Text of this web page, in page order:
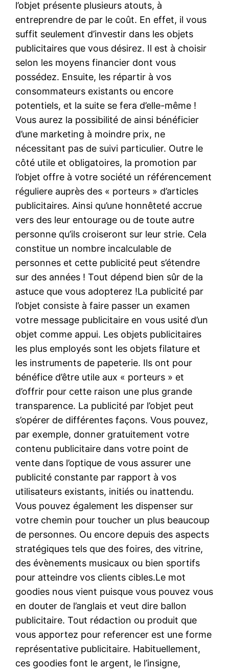
l’objet présente plusieurs atouts, à
entreprendre de par le coût. En effet, il vous
suffit seulement d’investir dans les objets
publicitaires que vous désirez. Il est à choisir
selon les moyens financier dont vous
possédez. Ensuite, les répartir à vos
consommateurs existants ou encore
potentiels, et la suite se fera d’elle-même !
Vous aurez la possibilité de ainsi bénéficier
d’une marketing à moindre prix, ne
nécessitant pas de suivi particulier. Outre le
côté utile et obligatoires, la promotion par
l’objet offre à votre société un référencement
réguliere auprès des « porteurs » d’articles
publicitaires. Ainsi qu’une honnêteté accrue
vers des leur entourage ou de toute autre
personne qu’ils croiseront sur leur strie. Cela
constitue un nombre incalculable de
personnes et cette publicité peut s’étendre
sur des années ! Tout dépend bien sûr de la
astuce que vous adopterez !La publicité par
l’objet consiste à faire passer un examen
votre message publicitaire en vous usité d’un
objet comme appui. Les objets publicitaires
les plus employés sont les objets filature et
les instruments de papeterie. Ils ont pour
bénéfice d’être utile aux « porteurs » et
d’offrir pour cette raison une plus grande
transparence. La publicité par l’objet peut
s’opérer de différentes façons. Vous pouvez,
par exemple, donner gratuitement votre
contenu publicitaire dans votre point de
vente dans l’optique de vous assurer une
publicité constante par rapport à vos
utilisateurs existants, initiés ou inattendu.
Vous pouvez également les dispenser sur
votre chemin pour toucher un plus beaucoup
de personnes. Ou encore depuis des aspects
stratégiques tels que des foires, des vitrine,
des évènements musicaux ou bien sportifs
pour atteindre vos clients cibles.Le mot
goodies nous vient puisque vous pouvez vous
en douter de l’anglais et veut dire ballon
publicitaire. Tout rédaction ou produit que
vous apportez pour referencer est une forme
représentative publicitaire. Habituellement,
ces goodies font le argent, le l’insigne,